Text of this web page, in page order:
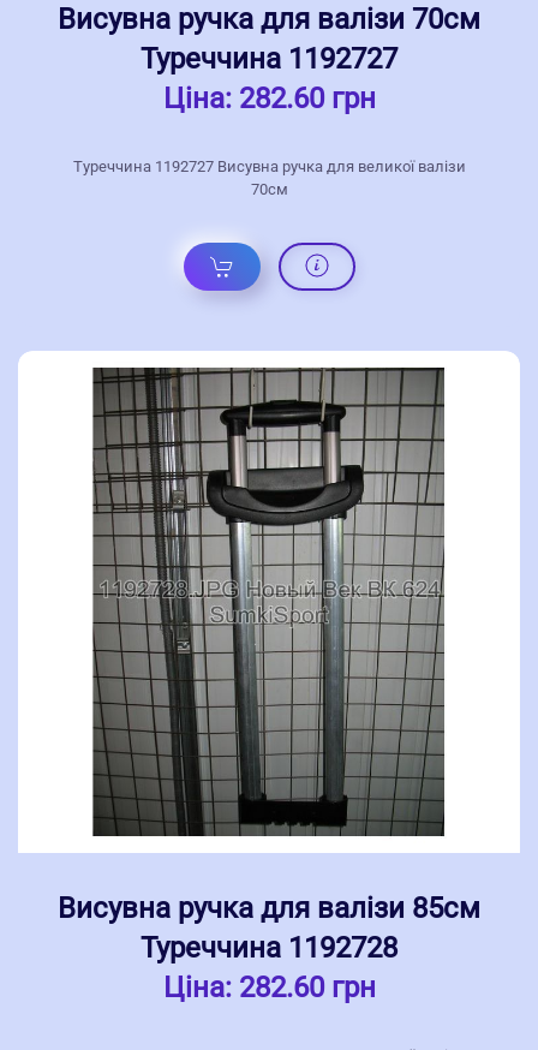
Висувна ручка для валізи 70см
Туреччина 1192727
Ціна: 282.60 грн
Туреччина 1192727 Висувна ручка для великої валізи
70см
Висувна ручка для валізи 85см
Туреччина 1192728
Ціна: 282.60 грн